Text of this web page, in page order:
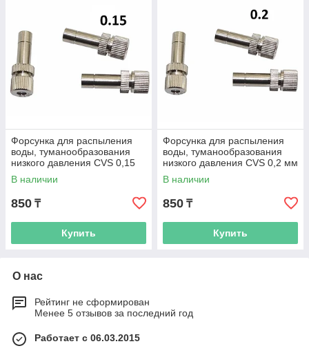
Форсунка для распыления
воды, туманообразования
низкого давления CVS 0,15
мм
В наличии
850 ₸
Купить
Форсунка для распыления
воды, туманообразования
низкого давления CVS 0,2 мм
В наличии
850 ₸
Купить
О нас
Рейтинг не сформирован
Менее 5 отзывов за последний год
Работает с 06.03.2015